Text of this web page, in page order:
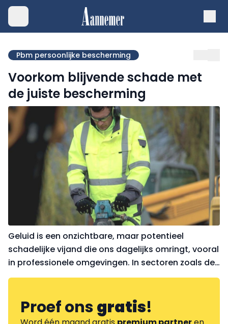
Pbm persoonlijke bescherming
Voorkom blijvende schade met
de juiste bescherming
Geluid is een onzichtbare, maar potentieel
schadelijke vijand die ons dagelijks omringt, vooral
in professionele omgevingen. In sectoren zoals de
bouw en de industrie, waar het geluidsniveau
belang
Proef onsgratis!